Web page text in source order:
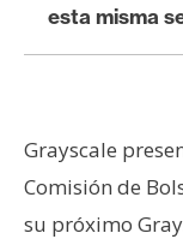
l
i
s
esta misma
Grayscale
Comisión de
su próximo